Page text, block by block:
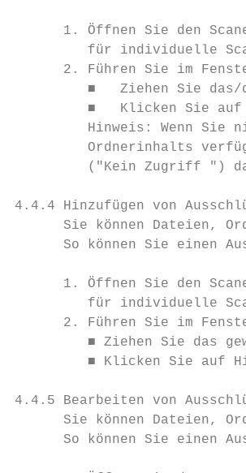
1. Öffnen Sie den
für individuelle
2. Führen Sie im
■   Ziehen Sie
■   Klicken Sie
Hinweis: Wenn Sie
Ordnerinhalts
("Kein Zugriff ")
4.4.4 Hinzufügen von
Sie können Dateien,
So können Sie einen
1. Öffnen Sie den
für individuelle
2. Führen Sie im
■ Ziehen Sie das
■ Klicken Sie auf
4.4.5 Bearbeiten von
Sie können Dateien,
So können Sie einen